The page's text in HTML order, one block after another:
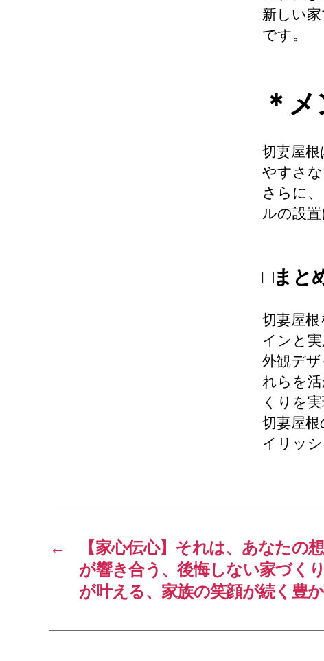
新しい
です。
＊
切妻屋
やすさ
さらに
ルの設
□まと
切妻屋
インと
外観デ
れらを
くりを
切妻屋
イリッ
←
【家心伝心】それは、あなたの
が響き合う、後悔しない家づく
が叶える、家族の笑顔が続く豊